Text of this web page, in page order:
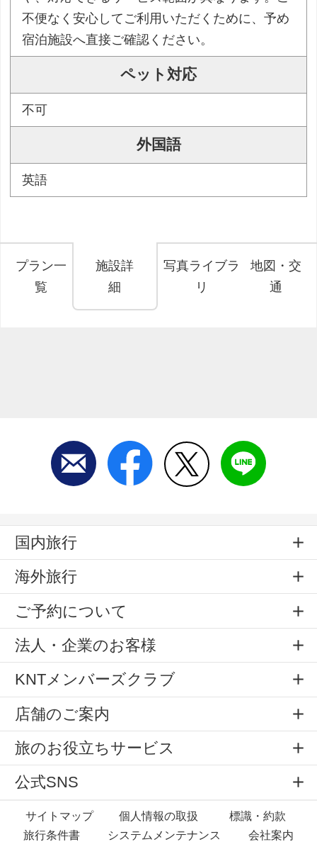
不便なく安心してご利用いただくために、予め
宿泊施設へ直接ご確認ください。
ペット対応
不可
外国語
英語
プラン一
覧
施設詳
細
写真ライブラ
リ
地図・交
通
国内旅行
海外旅行
ご予約について
法人・企業のお客様
KNTメンバーズクラブ
店舗のご案内
旅のお役立ちサービス
公式SNS
サイトマップ 個人情報の取扱
標識・約款
旅行条件書
システムメンテナンス 会社案内